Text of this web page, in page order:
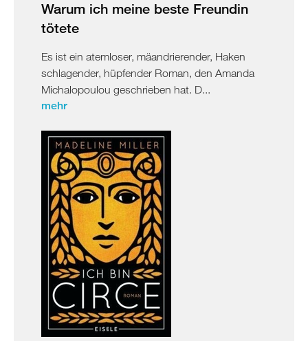
Warum ich meine beste Freundin
tötete
Es ist ein atemloser, mäandrierender, Haken
schlagender, hüpfender Roman, den Amanda
Michalopoulou geschrieben hat. D...
mehr